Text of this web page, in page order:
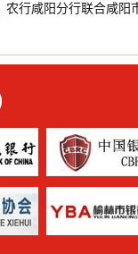
农行咸阳分行联合咸阳